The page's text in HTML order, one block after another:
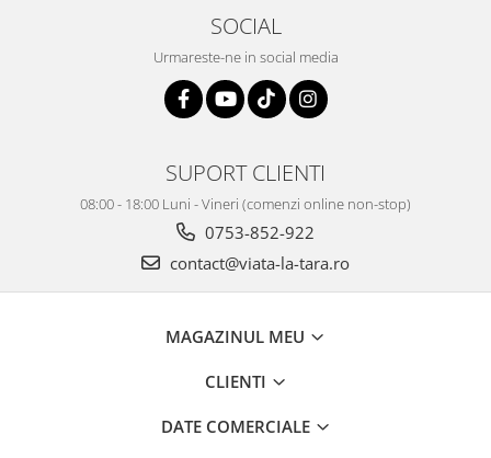
SOCIAL
Urmareste-ne in social media
SUPORT CLIENTI
08:00 - 18:00 Luni - Vineri (comenzi online non-stop)
0753-852-922
contact@viata-la-tara.ro
MAGAZINUL MEU
CLIENTI
DATE COMERCIALE